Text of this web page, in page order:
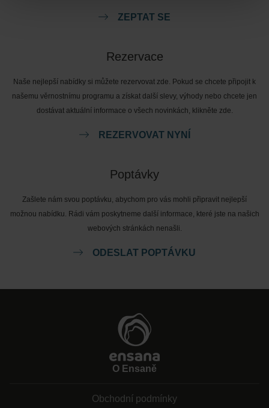
ZEPTAT SE
Rezervace
Naše nejlepší nabídky si můžete rezervovat zde. Pokud se chcete připojit k
našemu věrnostnímu programu a získat další slevy, výhody nebo chcete jen
dostávat aktuální informace o všech novinkách, klikněte zde.
REZERVOVAT NYNÍ
Poptávky
Zašlete nám svou poptávku, abychom pro vás mohli připravit nejlepší
možnou nabídku. Rádi vám poskytneme další informace, které jste na našich
webových stránkách nenašli.
ODESLAT POPTÁVKU
O Ensaně
Obchodní podmínky